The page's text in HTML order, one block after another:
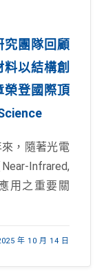
究團隊回顧
以結構創
榮登國際頂
，隨著光電
Infrared,
用之重要關
年 10 月 14 日